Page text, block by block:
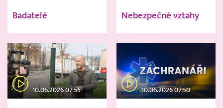
Badatelé Nebezpečné vztahy
10.06.2026 07:55 10.06.2026 07:50